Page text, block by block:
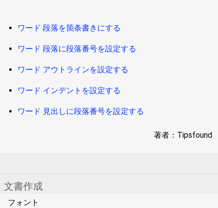
ワード 段落を箇条書きにする
ワード 段落に段落番号を設定する
ワード アウトラインを設定する
ワード インデントを設定する
ワード 見出しに段落番号を設定する
著者：Tipsfound
文書作成
フォント